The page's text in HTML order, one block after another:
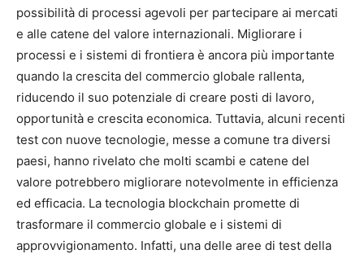
possibilità di processi agevoli per partecipare ai mercati
e alle catene del valore internazionali. Migliorare i
processi e i sistemi di frontiera è ancora più importante
quando la crescita del commercio globale rallenta,
riducendo il suo potenziale di creare posti di lavoro,
opportunità e crescita economica. Tuttavia, alcuni recenti
test con nuove tecnologie, messe a comune tra diversi
paesi, hanno rivelato che molti scambi e catene del
valore potrebbero migliorare notevolmente in efficienza
ed efficacia. La tecnologia blockchain promette di
trasformare il commercio globale e i sistemi di
approvvigionamento. Infatti, una delle aree di test della